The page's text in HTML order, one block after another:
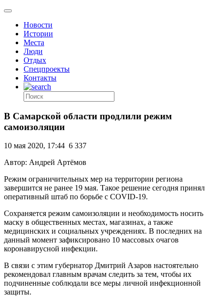
Новости
Истории
Места
Люди
Отдых
Спецпроекты
Контакты
В Самарской области продлили режим
самоизоляции
10 мая 2020, 17:44 6 337
Автор: Андрей Артёмов
Режим ограничительных мер на территории региона
завершится не ранее 19 мая. Такое решение сегодня принял
оперативный штаб по борьбе с COVID-19.
Сохраняется режим самоизоляции и необходимость носить
маску в общественных местах, магазинах, а также
медицинских и социальных учреждениях. В последних на
данный момент зафиксировано 10 массовых очагов
коронавирусной инфекции.
В связи с этим губернатор Дмитрий Азаров настоятельно
рекомендовал главным врачам следить за тем, чтобы их
подчиненные соблюдали все меры личной инфекционной
защиты.